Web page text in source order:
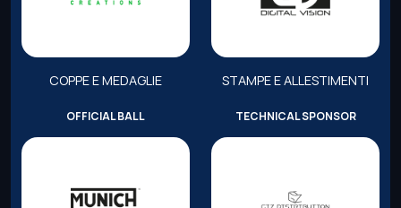
COPPE E MEDAGLIE STAMPE E ALLESTIMENTI
OFFICIAL BALL TECHNICAL SPONSOR